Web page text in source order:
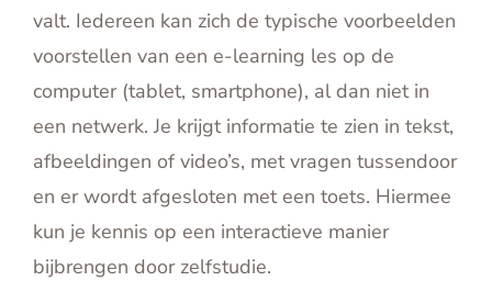
valt. Iedereen kan zich de typische voorbeelden
voorstellen van een e-learning les op de
computer (tablet, smartphone), al dan niet in
een netwerk. Je krijgt informatie te zien in tekst,
afbeeldingen of video’s, met vragen tussendoor
en er wordt afgesloten met een toets. Hiermee
kun je kennis op een interactieve manier
bijbrengen door zelfstudie.